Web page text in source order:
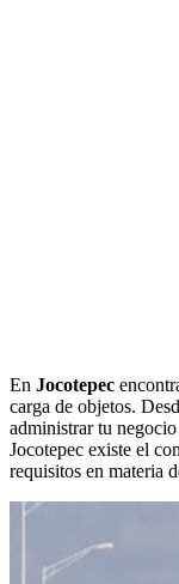
En Jocotepec
carga de objetos.
administrar tu
Jocotepec existe el
requisitos en materia